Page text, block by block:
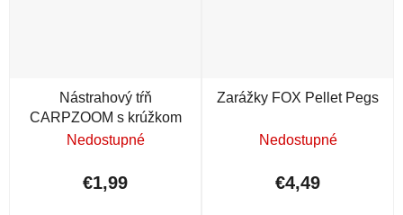
Nástrahový tŕň
CARPZOOM s krúžkom
Nedostupné
€1,99
Zarážky FOX Pellet Pegs
Nedostupné
€4,49